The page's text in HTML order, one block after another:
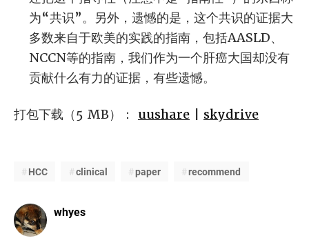
为“共识”。另外，遗憾的是，这个共识的证据大
多数来自于欧美的实践的指南，包括AASLD、
NCCN等的指南，我们作为一个肝癌大国却没有
贡献什么有力的证据，有些遗憾。
打包下载（5 MB）： uushare skydrive
HCC clinical paper recommend
whyes